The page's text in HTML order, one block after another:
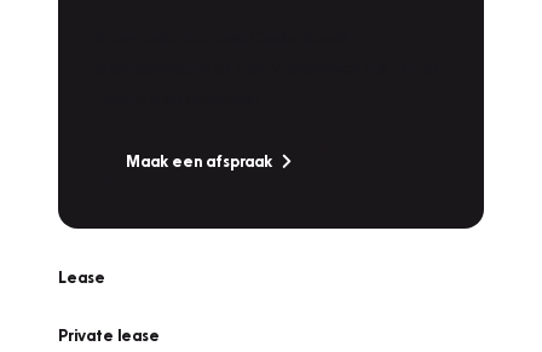
Maak een afspraak
Lease
Private lease